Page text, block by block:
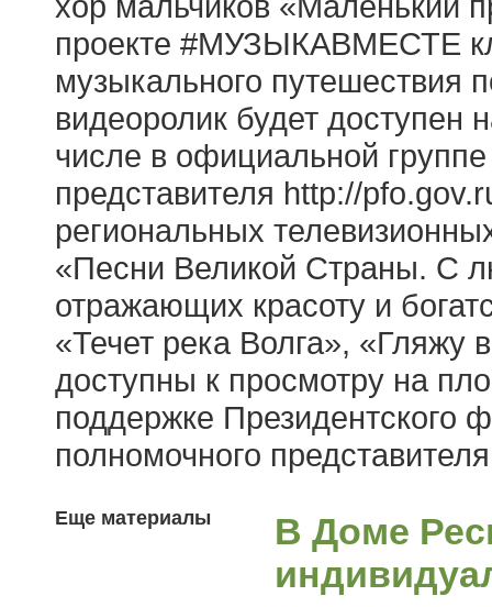
проекте #МУЗЫКАВМЕСТЕ
музыкального путешествия
видеоролик будет
числе в официальной
представителя http://
региональных
«Песни Великой Страны. С
отражающих красоту и
«Течет река Волга»,
доступны к просмотру на
поддержке Президентского
полномочного
Еще материалы
В Доме